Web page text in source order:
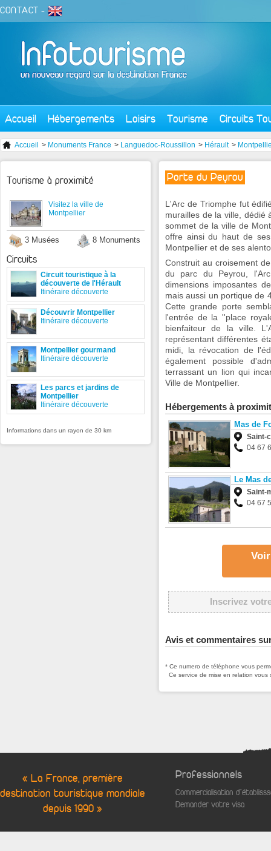
CONTACT -
Accueil Hébergements Loisirs Tourisme Circuits
Accueil > Monuments France > Languedoc-Roussillon > Hérault >
Porte du Peyrou
L'Arc de Triomphe fut
murailles de la ville, dédié
sommet de la ville de
offre ainsi du haut de
Montpellier et de ses
Construit au croisement
du parc du Peyrou,
dimensions imposantes
mais aussi un portique de
Cette grande porte
l'entrée de la ''place
bienfaiteur de la ville.
représentant différentes
midi, la révocation de
également possible
terrassant un lion qui
Ville de Montpellier.
Hébergements à
Mas de
Saint-
04 67
Le Mas
Saint-
04 67
Inscrivez
Avis et commentaires
* Ce numero de téléphone vous
Ce service de mise en relation
Tourisme à proximité
Visitez la ville de
Montpellier
3 Musées 8 Monuments
Circuits
Circuit touristique à la
découverte de l'Hérault
Itinéraire découverte
Découvrir Montpellier
Itinéraire découverte
Montpellier gourmand
Itinéraire découverte
Les parcs et jardins de
Montpellier
Itinéraire découverte
Informations dans un rayon de 30 km
« La France, première
destination touristique mondiale
depuis 1990 »
Professionnels
Commercialisation
Demander votre visa